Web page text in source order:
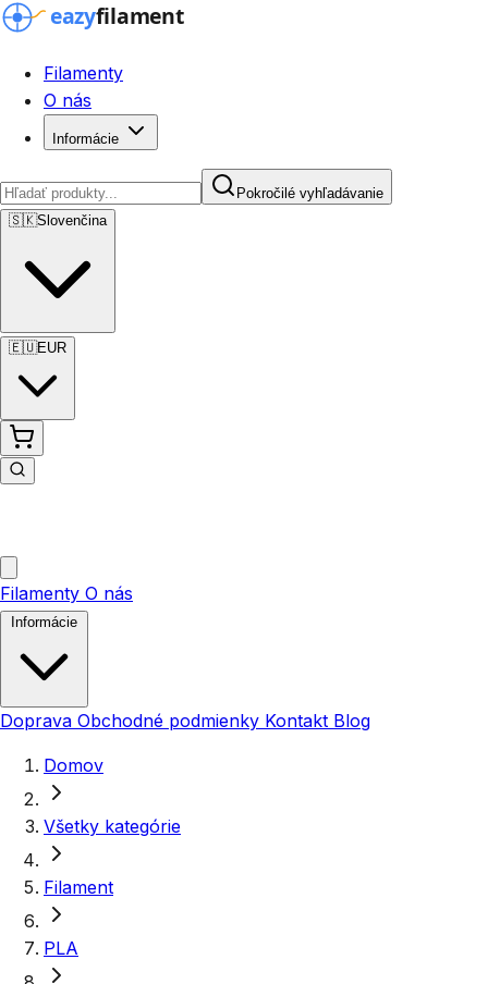
Filamenty
O nás
Informácie
Pokročilé vyhľadávanie
🇸🇰Slovenčina
🇪🇺EUR
Filamenty O nás
Doprava Obchodné podmienky Kontakt Blog
Domov
Všetky kategórie
Filament
PLA